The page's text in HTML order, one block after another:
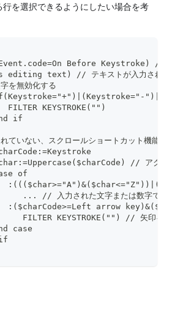
行を選択できるようにしたい場合を考
Before Keystroke) // キー
text) // テキストが入力されてい
無効化する
if
いない、スクロールショートカット機能を有
// アクセント
of
れた文字または数字で始まる行
arrow
// 矢印キーのアク